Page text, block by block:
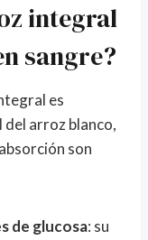
integral
sangre?
es
arroz blanco,
son
de glucosa: su